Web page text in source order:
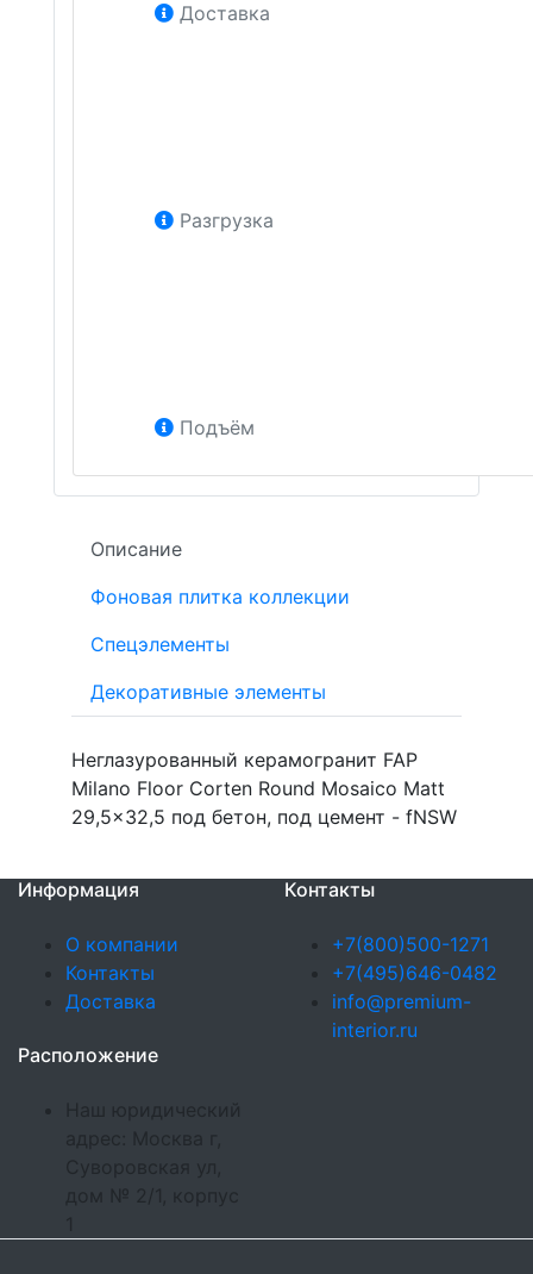
Доставка
Разгрузка
Подъём
Описание
Фоновая плитка коллекции
Спецэлементы
Декоративные элементы
Неглазурованный керамогранит FAP
Milano Floor Corten Round Mosaico Matt
29,5x32,5 под бетон, под цемент - fNSW
Информация
О компании
Контакты
Доставка
Контакты
+7(800)500-1271
+7(495)646-0482
info@premium-
interior.ru
Расположение
Наш юридический
адрес: Москва г,
Суворовская ул,
дом № 2/1, корпус